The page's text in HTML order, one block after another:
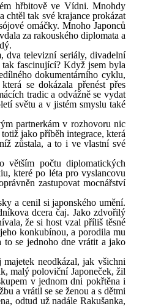
hřbitově ve Vídni. Mnohdy
chtěl tak své krajance prokázat
omáčky. Mnoho Japonců
za rakouského diplomata a
dva televizní seriály, divadelní
fascinující? Když jsem byla
dokumentárního cyklu,
se dokázala přenést přes
tradic a odvážně se vydat
světu a v jistém smyslu také
partnerkám v rozhovoru nic
jako příběh integrace, která
zůstala, a to i ve vlastní své
větším počtu diplomatických
které po léta pro vyslancovu
zastupovat mocnářství
a cenil si japonského umění.
dcera čaj. Jako zdvořilý
že si host vzal příliš těsné
konkubínou, a porodila mu
to se jednoho dne vrátit a jako
neodkázal, jak všichni
malý poloviční Japoneček, žil
v jednom dni pokřtěna i
a vrátil se se ženou a s dětmi
odtud už nadále Rakušanka,